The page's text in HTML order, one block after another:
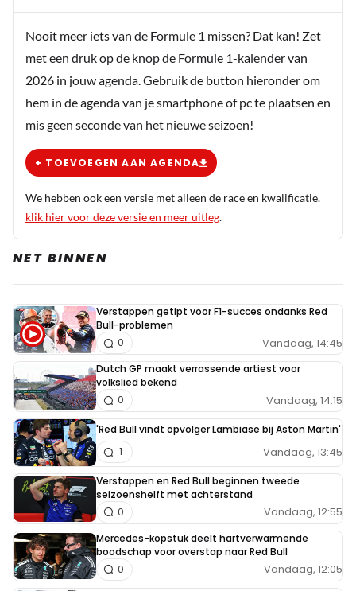
Nooit meer iets van de Formule 1 missen? Dat kan! Zet
met een druk op de knop de Formule 1-kalender van
2026 in jouw agenda. Gebruik de button hieronder om
hem in de agenda van je smartphone of pc te plaatsen en
mis geen seconde van het nieuwe seizoen!
+ TOEVOEGEN AAN AGENDA
We hebben ook een versie met alleen de race en kwalificatie.
klik hier voor deze versie en meer uitleg.
NET BINNEN
Verstappen getipt voor F1-succes ondanks Red
Bull-problemen
Vandaag, 14:45
0
Dutch GP maakt verrassende artiest voor
volkslied bekend
Vandaag, 14:15
0
'Red Bull vindt opvolger Lambiase bij Aston Martin'
Vandaag, 13:45
1
Verstappen en Red Bull beginnen tweede
seizoenshelft met achterstand
Vandaag, 12:55
0
Mercedes-kopstuk deelt hartverwarmende
boodschap voor overstap naar Red Bull
Vandaag, 12:05
0